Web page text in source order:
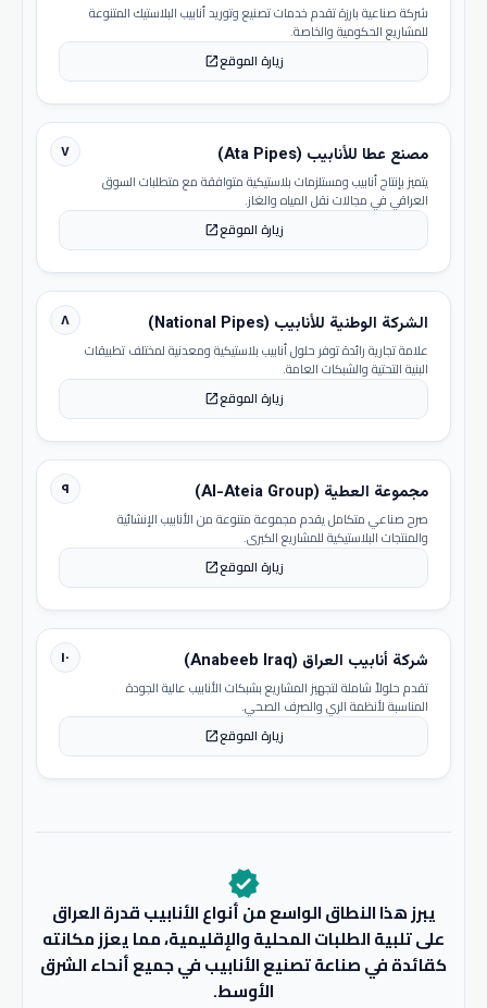
شركة صناعية بارزة تقدم خدمات تصنيع وتوريد أنابيب البلاستيك المتنوعة
للمشاريع الحكومية والخاصة.
زيارة الموقعopen_in_new
٧ مصنع عطا للأنابيب (Ata Pipes)
يتميز بإنتاج أنابيب ومستلزمات بلاستيكية متوافقة مع متطلبات السوق
العراقي في مجالات نقل المياه والغاز.
زيارة الموقعopen_in_new
٨ الشركة الوطنية للأنابيب (National Pipes)
علامة تجارية رائدة توفر حلول أنابيب بلاستيكية ومعدنية لمختلف تطبيقات
البنية التحتية والشبكات العامة.
زيارة الموقعopen_in_new
٩ مجموعة العطية (Al-Ateia Group)
صرح صناعي متكامل يقدم مجموعة متنوعة من الأنابيب الإنشائية
والمنتجات البلاستيكية للمشاريع الكبرى.
زيارة الموقعopen_in_new
١٠ شركة أنابيب العراق (Anabeeb Iraq)
تقدم حلولاً شاملة لتجهيز المشاريع بشبكات الأنابيب عالية الجودة
المناسبة لأنظمة الري والصرف الصحي.
زيارة الموقعopen_in_new
verified
يبرز هذا النطاق الواسع من أنواع الأنابيب قدرة العراق
على تلبية الطلبات المحلية والإقليمية، مما يعزز مكانته
كقائدة في صناعة تصنيع الأنابيب في جميع أنحاء الشرق
الأوسط.